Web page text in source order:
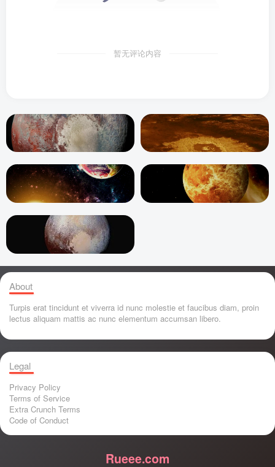
暂无评论内容
About
Turpis erat tincidunt et viverra id nunc molestie et faucibus diam, proin
lectus aliquam mattis ac nunc elementum accumsan libero.
Legal
Privacy Policy
Terms of Service
Extra Crunch Terms
Code of Conduct
Rueee.com